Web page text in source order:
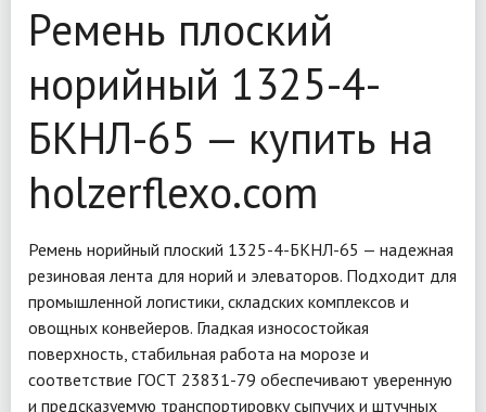
Ремень плоский
норийный 1325-4-
БКНЛ-65 — купить на
holzerflexo.com
Ремень норийный плоский 1325-4-БКНЛ-65 — надежная
резиновая лента для норий и элеваторов. Подходит для
промышленной логистики, складских комплексов и
овощных конвейеров. Гладкая износостойкая
поверхность, стабильная работа на морозе и
соответствие ГОСТ 23831-79 обеспечивают уверенную
и предсказуемую транспортировку сыпучих и штучных